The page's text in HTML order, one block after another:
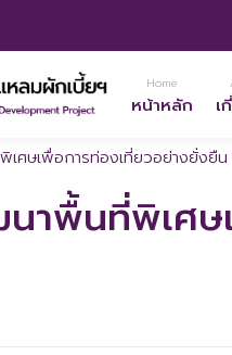
Home
หน้าหลัก เ
ศษเพื่อการท่องเที่ยวอย่างยั่งยื
าพื้นที่พิเศ